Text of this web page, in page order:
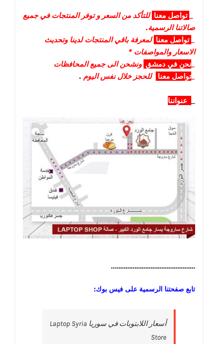
تواصل معنا للتأكد من السعر و توفر المنتجات في جميع
صالاتنا الرسمية.
تواصل معنا لمعرفة باقي المنتجات لدينا وتحديث
الاسعار والمواصفات *
نحن في دمشق ونشحن الى جميع المحافظات
تواصل معنا للحجز خلال نفس اليوم .
عنواننا
………………………………………..
تابع صفحتنا الرسمية على فيس بوك:
‎أسعار اللابتوبات في سوريا Laptop Syria
Store‎